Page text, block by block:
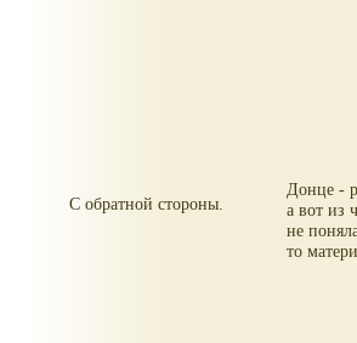
С обратной стороны.
Донце -
а вот из
не
то